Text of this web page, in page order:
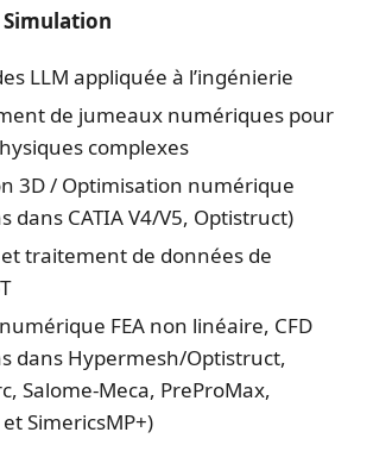
LLM appliquée à l’ingénierie
de jumeaux numériques pour
complexes
3D / Optimisation numérique
dans CATIA V4/V5, Optistruct)
traitement de données de
FEA non linéaire, CFD
dans Hypermesh/Optistruct,
Salome-Meca, PreProMax,
SimericsMP+)